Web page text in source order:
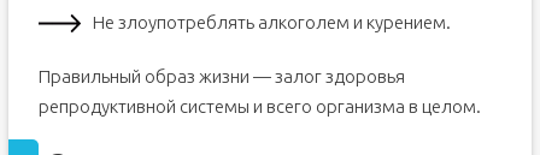
Не злоупотреблять алкоголем и курением.
Правильный образ жизни — залог здоровья
репродуктивной системы и всего организма в целом.